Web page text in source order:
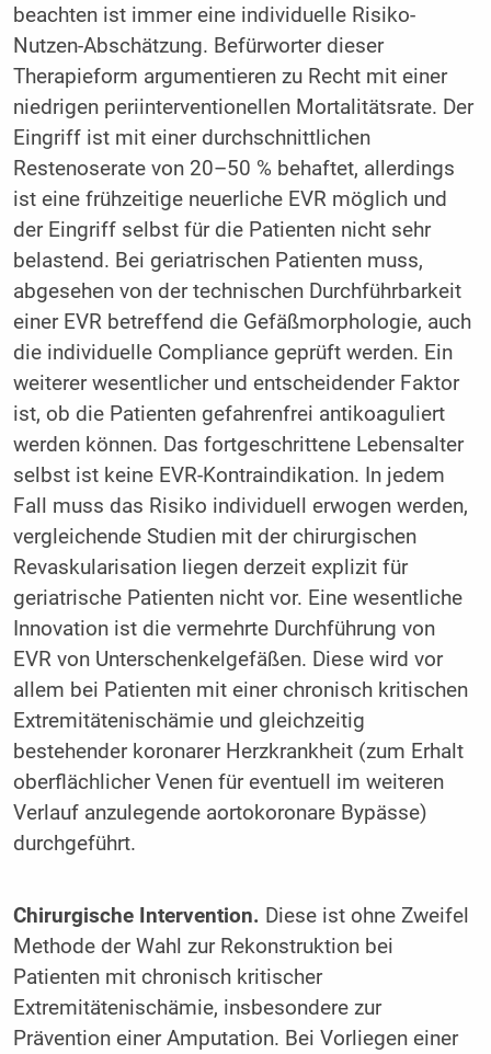
beachten ist immer eine individuelle Risiko-
Nutzen-Abschätzung. Befürworter dieser
Therapieform argumentieren zu Recht mit einer
niedrigen periinterventionellen Mortalitätsrate. Der
Eingriff ist mit einer durchschnittlichen
Restenoserate von 20–50 % behaftet, allerdings
ist eine frühzeitige neuerliche EVR möglich und
der Eingriff selbst für die Patienten nicht sehr
belastend. Bei geriatrischen Patienten muss,
abgesehen von der technischen Durchführbarkeit
einer EVR betreffend die Gefäßmorphologie, auch
die individuelle Compliance geprüft werden. Ein
weiterer wesentlicher und entscheidender Faktor
ist, ob die Patienten gefahrenfrei antikoaguliert
werden können. Das fortgeschrittene Lebensalter
selbst ist keine EVR-Kontraindikation. In jedem
Fall muss das Risiko individuell erwogen werden,
vergleichende Studien mit der chirurgischen
Revaskularisation liegen derzeit explizit für
geriatrische Patienten nicht vor. Eine wesentliche
Innovation ist die vermehrte Durchführung von
EVR von Unterschenkelgefäßen. Diese wird vor
allem bei Patienten mit einer chronisch kritischen
Extremitätenischämie und gleichzeitig
bestehender koronarer Herzkrankheit (zum Erhalt
oberflächlicher Venen für eventuell im weiteren
Verlauf anzulegende aortokoronare Bypässe)
durchgeführt.
Chirurgische Intervention. Diese ist ohne Zweifel
Methode der Wahl zur Rekonstruktion bei
Patienten mit chronisch kritischer
Extremitätenischämie, insbesondere zur
Prävention einer Amputation. Bei Vorliegen einer